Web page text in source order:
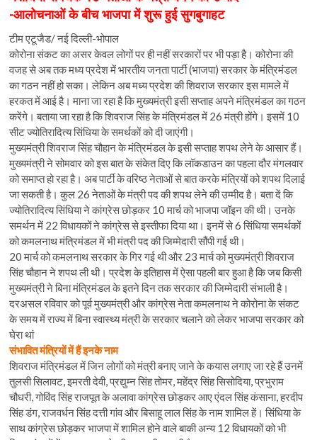
-आलोचनाओं के बीच भाजपा में शुरू हुई सुगबुगाहट
टीम एटूजैड/ नई दिल्ली-भोपाल
कोरोना संकट का असर केवल लोगों पर ही नहीं सरकारों पर भी पड़ा है। कोरोना की
वजह से अब तक मध्य प्रदेश में भारतीय जनता पार्टी (भाजपा) सरकार के मंत्रिमंडल
का गठन नहीं हो सका। लेकिन अब मध्य प्रदेश की शिवराज सरकार इस मामले में
हरकत में आई है। माना जा रहा है कि मुख्यमंत्री इसी सप्ताह अपने मंत्रिमंडल का गठन
करेंगे। बताया जा रहा है कि शिवराज सिंह के मंत्रिमंडल में 26 मंत्री होंगे। इसमें 10
सीट ज्योतिरादित्य सिंधिया के समर्थकों को दी जाएंगी।
मुख्यमंत्री शिवराज सिंह चौहान के मंत्रिमंडल के इसी सप्ताह शपथ लेने के आसार हैं।
मुख्यमंत्री ने सोमवार को इस बात के संकेत दिए कि लॉकडाउन का पहला दौर मंगलवार
को समाप्त हो रहा है। अब पार्टी के वरिष्ठ नेताओं से बात करके मंत्रियों को शपथ दिलाई
जा सकती है। कुल 26 नेताओं के मंत्री पद की शपथ लेने की उम्मीद है। बता दें कि
ज्योतिरादित्य सिंधिया ने कांग्रेस छोड़कर 10 मार्च को भाजपा जॉइन की थी। उनके
समर्थन में 22 विधायकों ने कांग्रेस से इस्तीफा दिया था। इनमें से 6 सिंधिया समर्थकों
को कमलनाथ मंत्रिमंडल में भी मंत्री पद की जिम्मेदारी सौंपी गई थी।
20 मार्च को कमलनाथ सरकार के गिर गई थी और 23 मार्च को मुख्यमंत्री शिवराज
सिंह चौहान ने शपथ ली थी। प्रदेश के इतिहास में ऐसा पहली बार हुआ है कि जब किसी
मुख्यमंत्री ने बिना मंत्रिमंडल के इतने दिन तक सरकार की जिम्मेदारी संभाली है।
दरअसल रविवार को पूर्व मुख्यमंत्री और कांग्रेस नेता कमलनाथ ने कोरोना के संकट
के समय में राज्य में बिना स्वास्थ्य मंत्री के सरकार चलाने को लेकर भाजपा सरकार को
घेरा थां
संभावित मंत्रियों में हैं इनके नाम
शिवराज मंत्रिमंडल में जिन लोगों को मंत्री बनाए जाने के कयास लगाए जा रहे हैं उनमें
तुलसी सिलावट, इमरती देवी, प्रद्युम्न सिंह तोमर, महेंद्र सिंह सिसोदिया, प्रभुराम
चौधरी, गोविंद सिंह राजपूत के अलावा कांग्रेस छोड़कर आए एंदल सिंह कंसाना, हरदीप
सिंह डंग, राजवर्धन सिंह दत्ती गांव और बिसाहू लाल सिंह के नाम शामिल हें। सिंधिया के
साथ कांग्रेस छोड़कर भाजपा में शामिल होने वाले बाकी अन्य 12 विधायकों को भी